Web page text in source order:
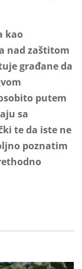
kao
nad zaštitom
građane da
putem
sa
te da iste ne
poznatim